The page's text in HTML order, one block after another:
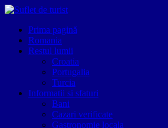
Prima pagină
Romania
Restul lumii
Croatia
Portugalia
Turcia
Informatii si sfaturi
Bani
Cazari verificate
Gastronomie locala